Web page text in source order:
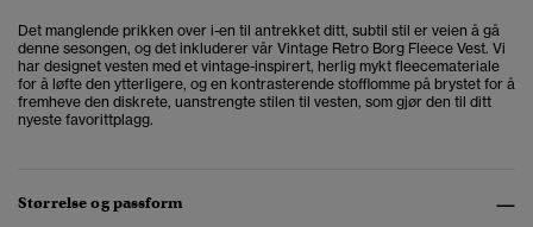
Det manglende prikken over i-en til antrekket ditt, subtil stil er veien å gå
denne sesongen, og det inkluderer vår Vintage Retro Borg Fleece Vest. Vi
har designet vesten med et vintage-inspirert, herlig mykt fleecemateriale
for å løfte den ytterligere, og en kontrasterende stofflomme på brystet for å
fremheve den diskrete, uanstrengte stilen til vesten, som gjør den til ditt
nyeste favorittplagg.
Størrelse og passform